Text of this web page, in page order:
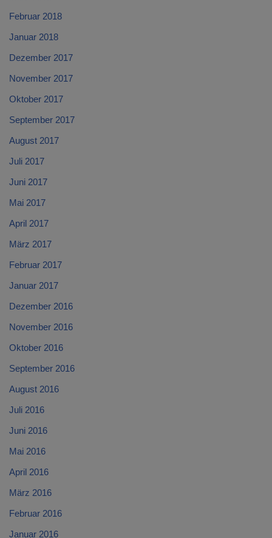
Februar 2018
Januar 2018
Dezember 2017
November 2017
Oktober 2017
September 2017
August 2017
Juli 2017
Juni 2017
Mai 2017
April 2017
März 2017
Februar 2017
Januar 2017
Dezember 2016
November 2016
Oktober 2016
September 2016
August 2016
Juli 2016
Juni 2016
Mai 2016
April 2016
März 2016
Februar 2016
Januar 2016